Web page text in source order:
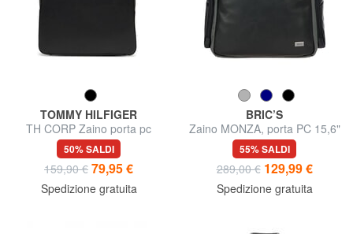
TOMMY HILFIGER
TH CORP Zaino porta pc
15.6"
50% SALDI
159,90 € 79,95 €
Spedizione gratuita
BRIC’S
Zaino MONZA, porta PC 15,6"
55% SALDI
289,00 € 129,99 €
Spedizione gratuita